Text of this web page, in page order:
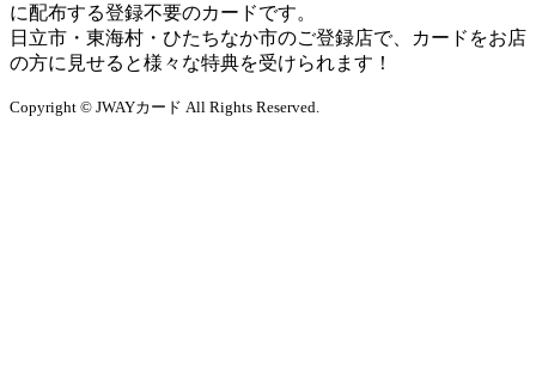
に配布する登録不要のカードです。
日立市・東海村・ひたちなか市のご登録店で、カードをお店
の方に見せると様々な特典を受けられます！
Copyright © JWAYカード All Rights Reserved.